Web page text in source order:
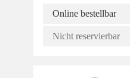
Online bestellbar
Nicht reservierbar